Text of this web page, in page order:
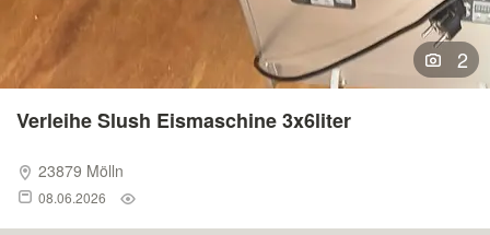
2
Verleihe Slush Eismaschine 3x6liter
23879 Mölln
08.06.2026